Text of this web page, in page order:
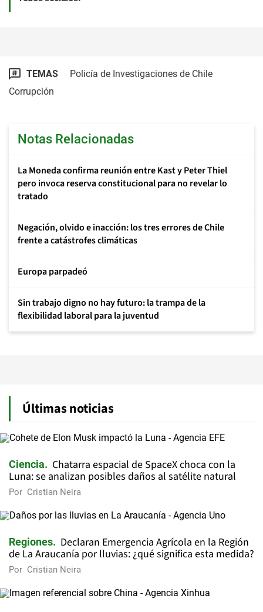
TEMAS
Policía de Investigaciones de Chile
Corrupción
Notas Relacionadas
La Moneda confirma reunión entre Kast y Peter Thiel
pero invoca reserva constitucional para no revelar lo
tratado
Negación, olvido e inacción: los tres errores de Chile
frente a catástrofes climáticas
Europa parpadeó
Sin trabajo digno no hay futuro: la trampa de la
flexibilidad laboral para la juventud
Últimas noticias
Ciencia
Chatarra espacial de SpaceX choca con la
Luna: se analizan posibles daños al satélite natural
Por Cristian Neira
Regiones
Declaran Emergencia Agrícola en la Región
de La Araucanía por lluvias: ¿qué significa esta medida?
Por Cristian Neira